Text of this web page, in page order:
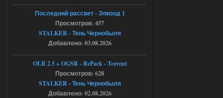
Тайна Зоны - Remaster 2026
Stalker-Mods-Clan-su
Ответить ➤
Тайна Зоны - Remaster 2026
Последний рассвет - Эпизод 1
Просмотров: 457
STALKER - Тень Чернобыля
Добавлено: 03.08.2026
OLR 2.5 + OGSR - RePack - Torrent
Просмотров: 628
STALKER - Тень Чернобыля
Добавлено: 02.08.2026